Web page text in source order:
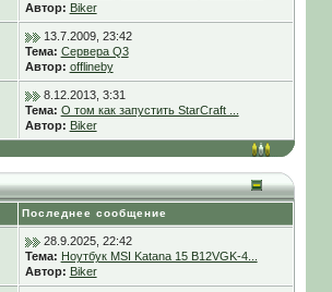
Автор: Biker
13.7.2009, 23:42
Тема: Сервера Q3
Автор: offlineby
8.12.2013, 3:31
Тема: О том как запустить StarCraft ...
Автор: Biker
Последнее сообщение
28.9.2025, 22:42
Тема: Ноутбук MSI Katana 15 B12VGK-4...
Автор: Biker